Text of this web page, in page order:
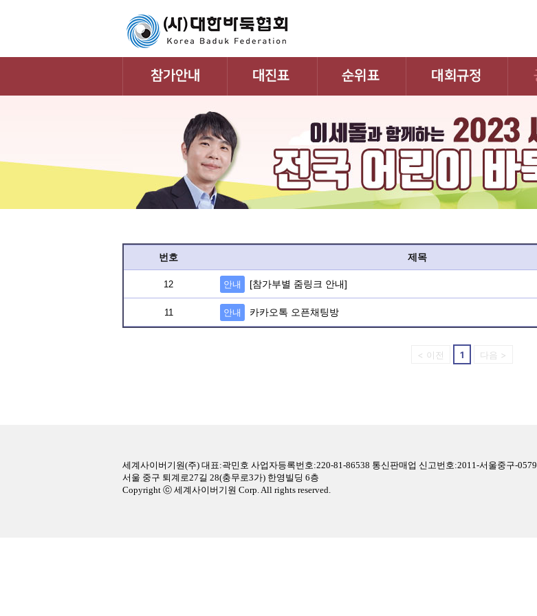
번호 제목
12 안내 [참가부별 줌링크 안내]
11 안내 카카오톡 오픈채팅방
< 이전 1 다음 >
세계사이버기원(주) 대표:곽민호 사업자등록번호:220-81-86538 통신판매업 신고번호:2011-서울중구-0579
서울 중구 퇴계로27길 28(충무로3가) 한영빌딩 6층
Copyright ⓒ 세계사이버기원 Corp. All rights reserved.